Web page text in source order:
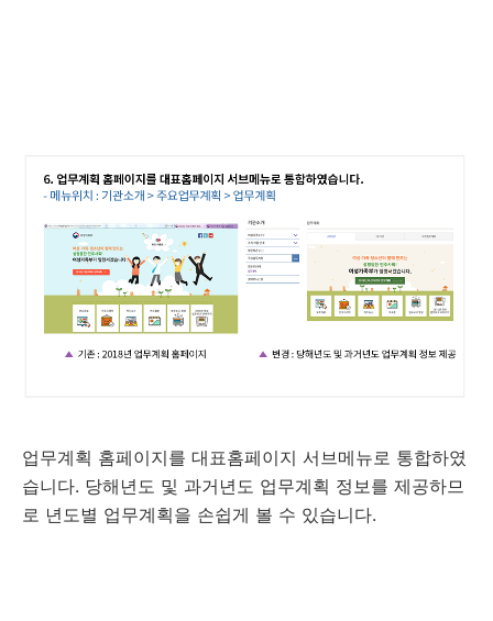
업무계획 홈페이지를 대표홈페이지 서브메뉴로 통합하였
습니다. 당해년도 및 과거년도 업무계획 정보를 제공하므
로 년도별 업무계획을 손쉽게 볼 수 있습니다.